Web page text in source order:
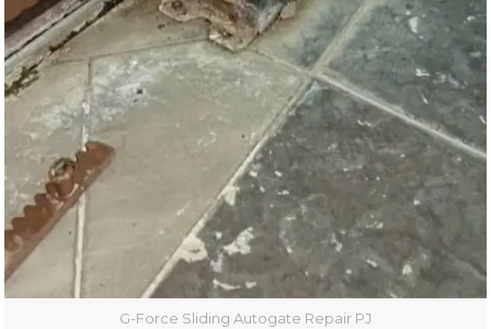
G-Force Sliding Autogate Repair PJ